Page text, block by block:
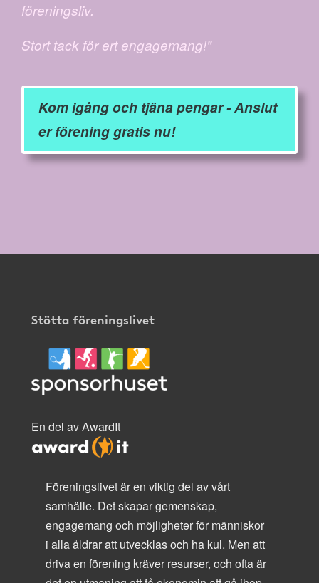
föreningsliv.
Stort tack för ert engagemang!"
Kom igång och tjäna pengar - Anslut
er förening gratis nu!
Stötta föreningslivet
En del av AwardIt
Föreningslivet är en viktig del av vårt
samhälle. Det skapar gemenskap,
engagemang och möjligheter för människor
i alla åldrar att utvecklas och ha kul. Men att
driva en förening kräver resurser, och ofta är